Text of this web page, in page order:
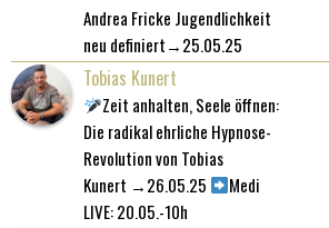
Andrea Fricke Jugendlichkeit
neu definiert→25.05.25
Tobias Kunert
Zeit anhalten, Seele öffnen:
Die radikal ehrliche Hypnose-
Revolution von Tobias
Kunert →26.05.25
Medi
LIVE: 20.05.-10h